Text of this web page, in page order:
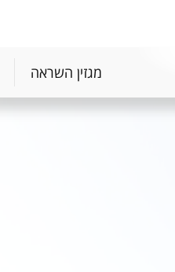
מגזין השראה